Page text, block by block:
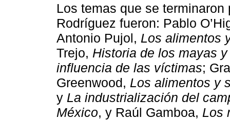
Los temas que se
Rodríguez fueron: Pablo
Antonio Pujol, Los alimentos
Trejo, Historia de los mayas
influencia de las víctimas;
Greenwood, Los alimentos y
y La industrialización del
México, y Raúl Gamboa, Los